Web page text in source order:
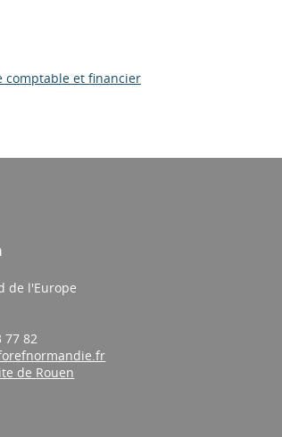
comptable et financier
de l'Europe
77 82
de Rouen